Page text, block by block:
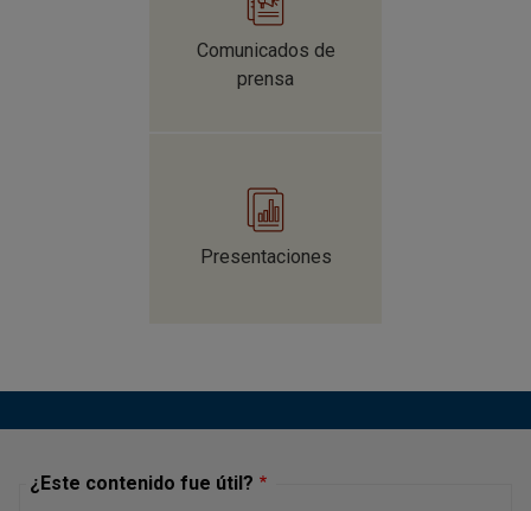
Comunicados de
prensa
Presentaciones
¿Este contenido fue útil?